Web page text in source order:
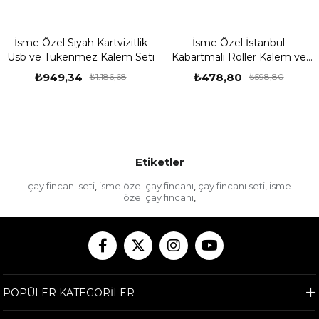
İsme Özel Siyah Kartvizitlik
Usb ve Tükenmez Kalem Seti
₺949,34 ₺1.186,68
İsme Özel İstanbul
Kabartmalı Roller Kalem ve
Ahşap Kutu Seti
₺478,80 ₺598,80
Etiketler
çay fincanı seti, isme özel çay fincanı, çay fincanı seti, isme
özel çay fincanı,
POPÜLER KATEGORİLER